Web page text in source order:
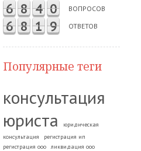
6 8 4 0 ВОПРОСОВ
6 8 1 9 ОТВЕТОВ
Популярные теги
консультация
юриста
юридическая
консультация
регистрация ип
регистрация ооо
ликвидация ооо